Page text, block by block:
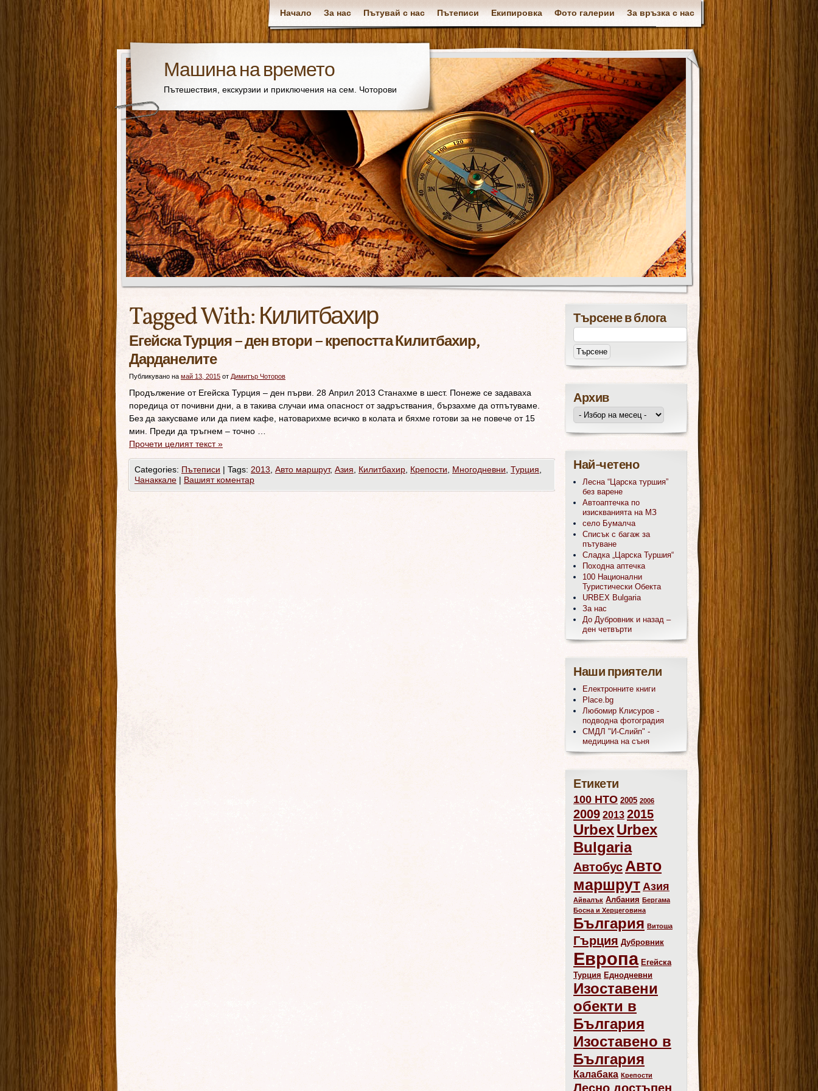
Начало За нас Пътувай с нас Пътеписи Екипировка Фото галерии За връзка с нас
Машина на времето
Пътешествия, екскурзии и приключения на сем. Чоторови
Tagged With:Килитбахир
Егейска Турция – ден втори – крепостта Килитбахир,
Дарданелите
Публикувано на май 13, 2015 от Димитър Чоторов
Продължение от Егейска Турция – ден първи. 28 Април 2013 Станахме в шест. Понеже се задаваха
поредица от почивни дни, а в такива случаи има опасност от задръствания, бързахме да отпътуваме.
Без да закусваме или да пием кафе, натоварихме всичко в колата и бяхме готови за не повече от 15
мин. Преди да тръгнем – точно …
Прочети целият текст»
Categories: Пътеписи | Tags: 2013 Авто маршрут, Азия Килитбахир Крепости Многодневни Турция
Чанаккале | Вашият коментар
Търсене в блога
Архив
Най-четено
Лесна “Царска туршия”
без варене
Автоаптечка по
изискванията на МЗ
село Бумалча
Списък с багаж за
пътуване
Сладка „Царска Туршия“
Походна аптечка
100 Национални
Туристически Обекта
URBEX Bulgaria
За нас
До Дубровник и назад –
ден четвърти
Наши приятели
Електронните книги
Place.bg
Любомир Клисуров -
подводна фотоградия
СМДЛ "И-Слийп" -
медицина на съня
Етикети
100 НТО 2005 2006
2009 2013 2015
UrbexUrbex
Bulgaria
Автобус Авто
маршрут Азия
Айвалък Албания Бергама
Босна и Херцеговина
България Витоша
Гърция Дубровник
Европа Егейска
Турция Еднодневни
Изоставени
обекти в
България
Изоставено в
България
Калабака Крепости
Лесно достъпен